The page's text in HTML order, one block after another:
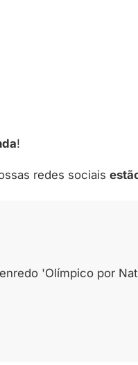
!
redes sociais
'Olímpico por